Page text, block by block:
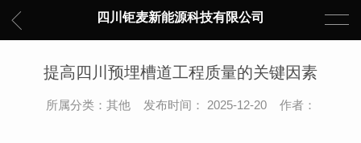
四川钜麦新能源科技有限公司
提高四川预埋槽道工程质量的关键因素
所属分类：其他 发布时间： 2025-12-20 作者：